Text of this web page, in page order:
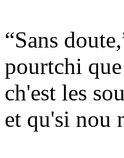
“Sans
pourtchi
ch'est les
et qu'si nou